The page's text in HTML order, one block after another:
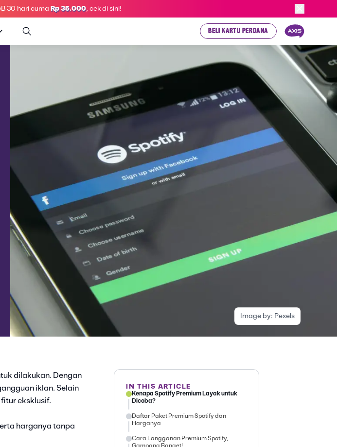
30 hari cuma Rp 35.000, cek di sini!
BELI KARTU PERDANA
Image by: Pexels
dilakukan. Dengan
iklan. Selain
eksklusif.
harganya tanpa
IN THIS ARTICLE
Kenapa Spotify Premium Layak untuk
Dicoba?
Daftar Paket Premium Spotify dan
Harganya
Cara Langganan Premium Spotify,
Gampang Banget!